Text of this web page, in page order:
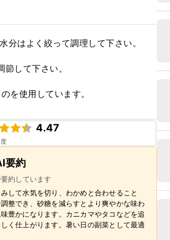
分はよく絞って調理して下さい。
して下さい。
を使用しています。
4.47
要約
約しています
して水気を切り、わかめと合わせること
整でき、砂糖を減らすとより爽やかな味わ
豊かになります。カニカマやタコなどを追
く仕上がります。暑い日の副菜として最適